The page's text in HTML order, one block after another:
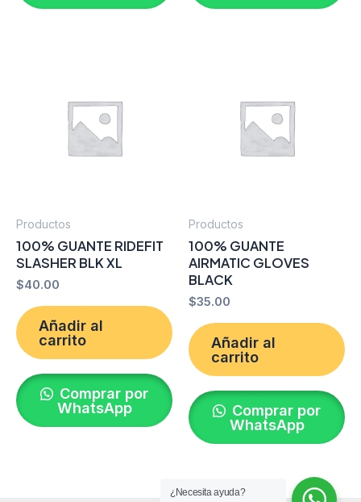
Productos
100% GUANTE RIDEFIT
SLASHER BLK XL
$40.00
Añadir al
carrito
Comprar por
WhatsApp
Productos
100% GUANTE
AIRMATIC GLOVES
BLACK
$35.00
Añadir al
carrito
Comprar por
WhatsApp
¿Necesita ayuda?